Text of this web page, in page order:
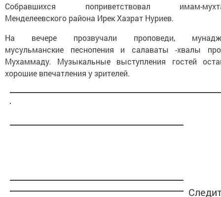
Собравшихся поприветствовал имам-
Менделеевского района Ирек Хазрат Нуриев.
На вечере прозвучали проповеди,
мусульманские песнопения и салаваты -хвалы
Мухаммаду. Музыкальные выступления гостей
хорошие впечатления у зрителей.